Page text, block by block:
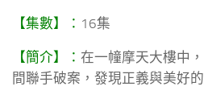
【集數】： 16集
【簡介】： 在一幢摩天大樓中
間聯手破案，發現正義與美好的